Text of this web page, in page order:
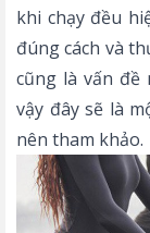
khi chạy đều
đúng cách và
cũng là vấn đề
vậy đây sẽ là
nên tham khảo.